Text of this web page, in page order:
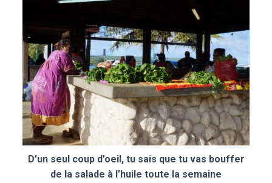
D’un seul coup d’oeil, tu sais que tu vas bouffer
de la salade à l’huile toute la semaine